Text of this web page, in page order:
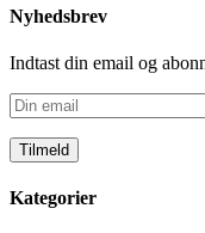
Nyhedsbrev
Indtast din email og
Din
email
Kategorier